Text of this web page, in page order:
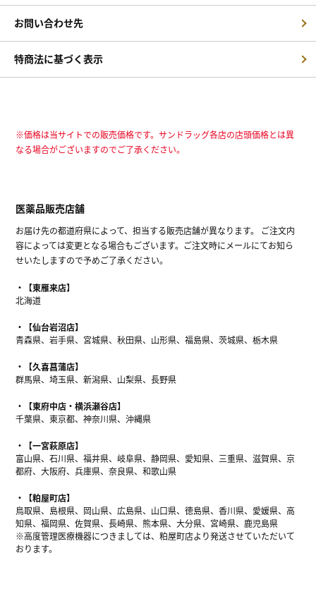
お問い合わせ先
特商法に基づく表示
※価格は当サイトでの販売価格です。サンドラッグ各店の店頭価格とは異
なる場合がございますのでご了承ください。
医薬品販売店舗
お届け先の都道府県によって、担当する販売店舗が異なります。 ご注文内
容によっては変更となる場合もございます。ご注文時にメールにてお知ら
せいたしますので予めご了承ください。
【東雁来店】
北海道
【仙台岩沼店】
青森県、岩手県、宮城県、秋田県、山形県、福島県、茨城県、栃木県
【久喜菖蒲店】
群馬県、埼玉県、新潟県、山梨県、長野県
【東府中店・横浜瀬谷店】
千葉県、東京都、神奈川県、沖縄県
【一宮萩原店】
富山県、石川県、福井県、岐阜県、静岡県、愛知県、三重県、滋賀県、京
都府、大阪府、兵庫県、奈良県、和歌山県
【粕屋町店】
鳥取県、島根県、岡山県、広島県、山口県、徳島県、香川県、愛媛県、高
知県、福岡県、佐賀県、長崎県、熊本県、大分県、宮崎県、鹿児島県
※高度管理医療機器につきましては、粕屋町店より発送させていただいて
おります。